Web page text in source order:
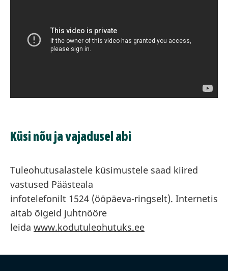
Küsi nõu ja vajadusel abi
Tuleohutusalastele küsimustele saad kiired
vastused Päästeala
infotelefonilt 1524 (ööpäeva-ringselt). Internetis
aitab õigeid juhtnööre
leida www.kodutuleohutuks.ee